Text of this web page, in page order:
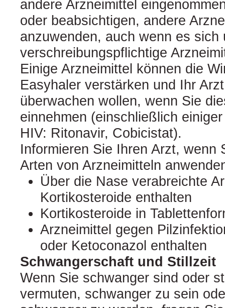
andere Arzneimittel
oder beabsichtigen, andere
anzuwenden, auch wenn es sich
verschreibungspflichtige
Einige Arzneimittel können die
Easyhaler verstärken und Ihr
überwachen wollen, wenn Sie
einnehmen (einschließlich
HIV: Ritonavir, Cobicistat).
Informieren Sie Ihren Arzt, wenn
Arten von Arzneimitteln
Über die Nase verabreichte
Kortikosteroide enthalten
Kortikosteroide in
Arzneimittel gegen
oder Ketoconazol enthalten
Schwangerschaft und Stillzeit
Wenn Sie schwanger sind oder
vermuten, schwanger zu sein